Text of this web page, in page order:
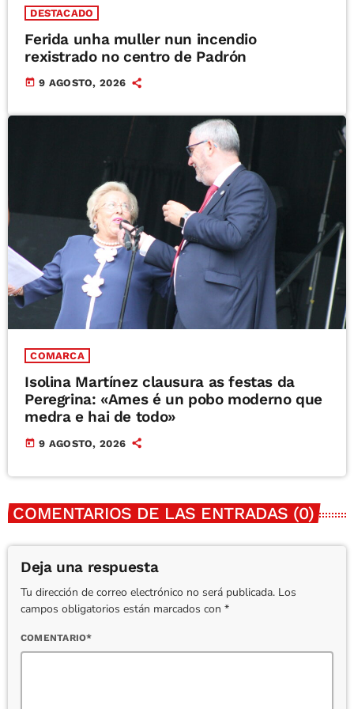
DESTACADO
Ferida unha muller nun incendio
rexistrado no centro de Padrón
today 9 AGOSTO, 2026
COMARCA
Isolina Martínez clausura as festas da
Peregrina: «Ames é un pobo moderno que
medra e hai de todo»
today 9 AGOSTO, 2026
COMENTARIOS DE LAS ENTRADAS (0)
Deja una respuesta
Tu dirección de correo electrónico no será publicada. Los
campos obligatorios están marcados con *
COMENTARIO*